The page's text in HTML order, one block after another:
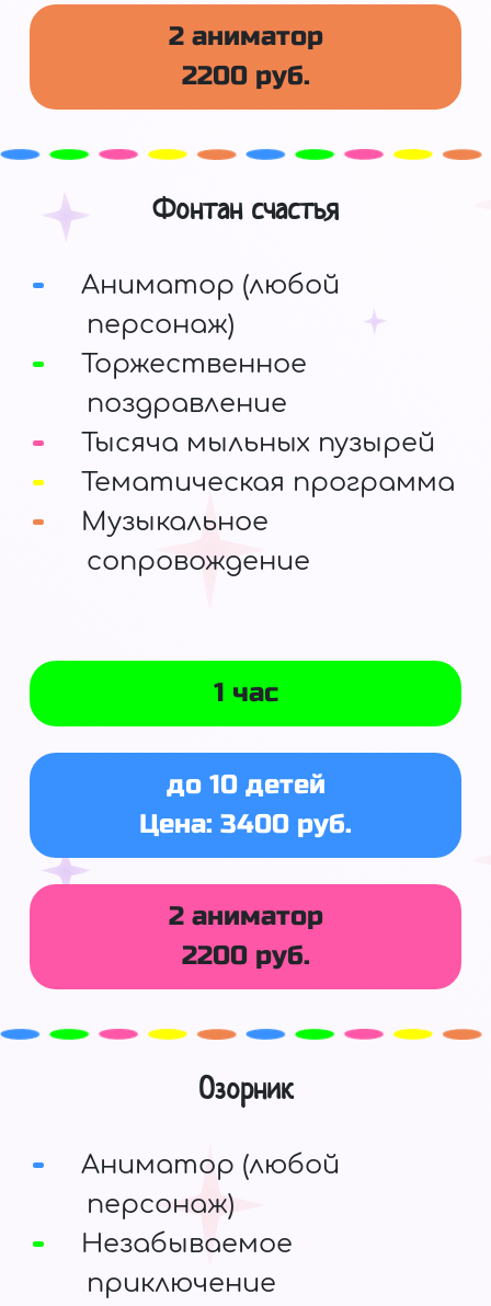
2 аниматор
2200 руб.
Фонтан счастья
Аниматор (любой
персонаж)
Торжественное
поздравление
Тысяча мыльных пузырей
Тематическая программа
Музыкальное
сопровождение
1 час
до 10 детей
Цена: 3400 руб.
2 аниматор
2200 руб.
Озорник
Аниматор (любой
персонаж)
Незабываемое
приключение